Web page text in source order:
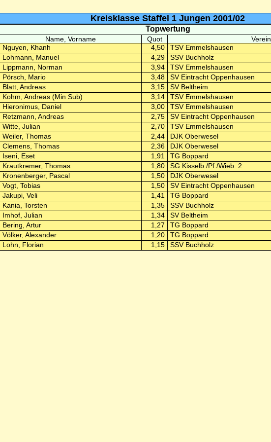
Kreisklasse Staffel 1 Jungen 2001/02
Topwertung
Name, Vorname Quot
Verein
Nguyen, Khanh 4,50
TSV Emmelshausen
Lohmann, Manuel 4,29
SSV Buchholz
Lippmann, Norman 3,94
TSV Emmelshausen
Pörsch, Mario 3,48
SV Eintracht Oppenhausen
Blatt, Andreas 3,15
SV Beltheim
Kohm, Andreas (Min Sub) 3,14
TSV Emmelshausen
Hieronimus, Daniel 3,00
TSV Emmelshausen
Retzmann, Andreas 2,75
SV Eintracht Oppenhausen
Witte, Julian 2,70
TSV Emmelshausen
Weiler, Thomas 2,44
DJK Oberwesel
Clemens, Thomas 2,36
DJK Oberwesel
Iseni, Eset 1,91
TG Boppard
Krautkremer, Thomas 1,80
SG Kisselb./Pf./Wieb. 2
Kronenberger, Pascal 1,50
DJK Oberwesel
Vogt, Tobias 1,50
SV Eintracht Oppenhausen
Jakupi, Veli 1,41
TG Boppard
Kania, Torsten 1,35
SSV Buchholz
Imhof, Julian 1,34
SV Beltheim
Bering, Artur 1,27
TG Boppard
Völker, Alexander 1,20
TG Boppard
Lohn, Florian 1,15 SSV Buchholz